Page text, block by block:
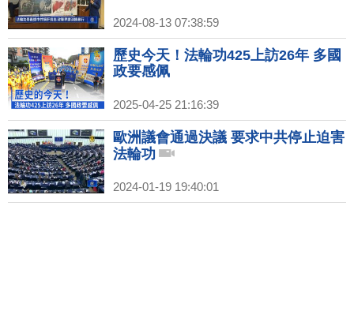
2024-08-13 07:38:59
歷史今天！法輪功425上訪26年 多國
政要感佩
2025-04-25 21:16:39
歐洲議會通過決議 要求中共停止迫害
法輪功
2024-01-19 19:40:01